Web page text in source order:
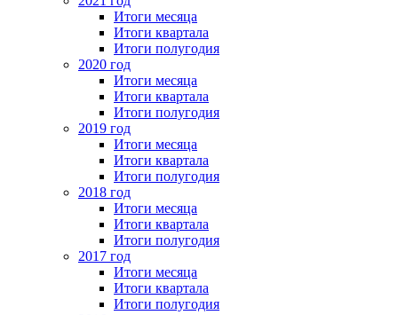
Итоги месяца
Итоги квартала
Итоги полугодия
2020 год
Итоги месяца
Итоги квартала
Итоги полугодия
2019 год
Итоги месяца
Итоги квартала
Итоги полугодия
2018 год
Итоги месяца
Итоги квартала
Итоги полугодия
2017 год
Итоги месяца
Итоги квартала
Итоги полугодия